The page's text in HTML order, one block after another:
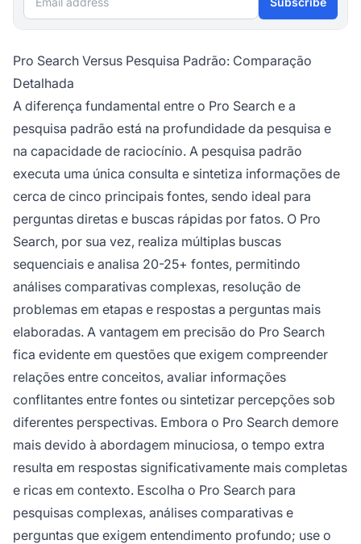
Pro Search Versus Pesquisa Padrão: Comparação
Detalhada
A diferença fundamental entre o Pro Search e a
pesquisa padrão está na profundidade da pesquisa e
na capacidade de raciocínio. A pesquisa padrão
executa uma única consulta e sintetiza informações de
cerca de cinco principais fontes, sendo ideal para
perguntas diretas e buscas rápidas por fatos. O Pro
Search, por sua vez, realiza múltiplas buscas
sequenciais e analisa 20-25+ fontes, permitindo
análises comparativas complexas, resolução de
problemas em etapas e respostas a perguntas mais
elaboradas. A vantagem em precisão do Pro Search
fica evidente em questões que exigem compreender
relações entre conceitos, avaliar informações
conflitantes entre fontes ou sintetizar percepções sob
diferentes perspectivas. Embora o Pro Search demore
mais devido à abordagem minuciosa, o tempo extra
resulta em respostas significativamente mais completas
e ricas em contexto. Escolha o Pro Search para
pesquisas complexas, análises comparativas e
perguntas que exigem entendimento profundo; use o